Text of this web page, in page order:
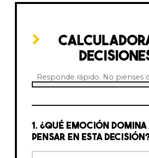
Responde rápido. No pienses
1. ¿QUÉ EMOCIÓN DOMINA
PENSAR EN ESTA